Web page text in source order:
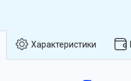
Характеристики